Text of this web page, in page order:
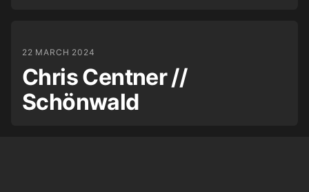
22 MARCH 2024
Chris Centner //
Schönwald